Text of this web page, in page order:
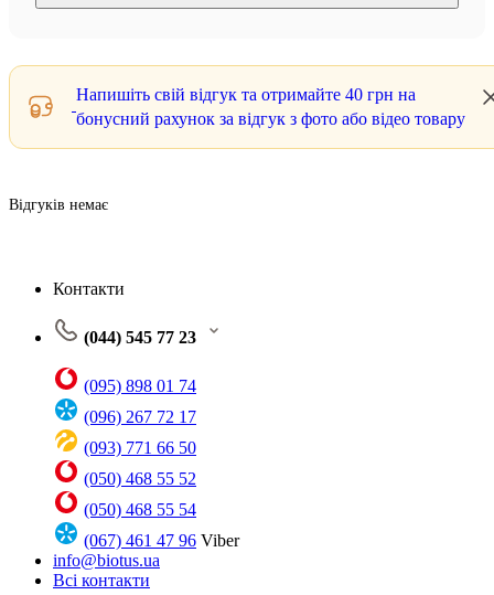
Напишіть свій відгук та отримайте 40 грн на
бонусний рахунок за відгук з фото або відео товару
Відгуків немає
Контакти
(044) 545 77 23
(095) 898 01 74
(096) 267 72 17
(093) 771 66 50
(050) 468 55 52
(050) 468 55 54
(067) 461 47 96 Viber
info@biotus.ua
Всі контакти